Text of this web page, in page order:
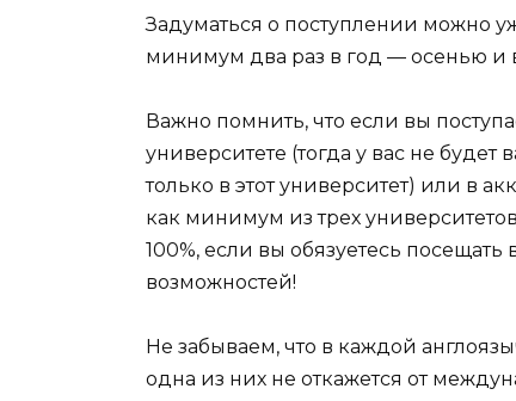
Задуматься о поступлении можно
минимум два раз в год — осенью и
Важно помнить, что если вы
университете (тогда у вас не
только в этот университет) или в
как минимум из трех
100%, если вы обязуетесь посещать
возможностей!
Не забываем, что в каждой
одна из них не откажется от